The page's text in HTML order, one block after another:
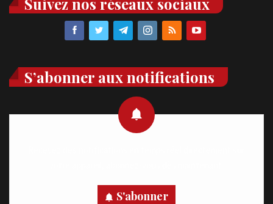
S’abonner aux notifications
S'abonner